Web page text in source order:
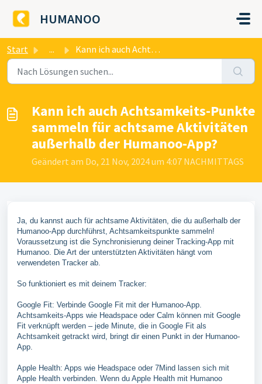
HUMANOO
Start ... ​Kann ich auch Achtsamkeits-Punkte sammeln für achtsame A...
​Kann ich auch Achtsamkeits-Punkte
sammeln für achtsame Aktivitäten
außerhalb der Humanoo-App?
Geändert am Do, 21 Nov, 2024 um 4:07 NACHMITTAGS
Ja, du kannst auch für achtsame Aktivitäten, die du außerhalb der
Humanoo-App durchführst, Achtsamkeitspunkte sammeln!
Voraussetzung ist die Synchronisierung deiner Tracking-App mit
Humanoo. Die Art der unterstützten Aktivitäten hängt vom
verwendeten Tracker ab.
So funktioniert es mit deinem Tracker:
Google Fit: Verbinde Google Fit mit der Humanoo-App.
Achtsamkeits-Apps wie Headspace oder Calm können mit Google
Fit verknüpft werden – jede Minute, die in Google Fit als
Achtsamkeit getrackt wird, bringt dir einen Punkt in der Humanoo-
App.
Apple Health: Apps wie Headspace oder 7Mind lassen sich mit
Apple Health verbinden. Wenn du Apple Health mit Humanoo